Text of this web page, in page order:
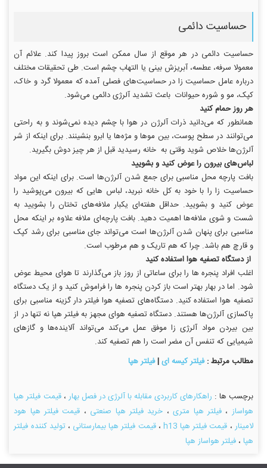
حساسیت دائمی
حساسیت دائمی در هر موقع از سال ممکن است بروز پیدا کند. علائم آن
معمولا سرفه، عطسه، آبریزش بینی یا التهاب چشم است. طی تحقیقات مختلف
درباره عامل حساسیت زا در حساسیت‌های فصلی آمده که معمولا گرد و خاک،
کپک، مو و شوره حیوانات باعث تشدید آلرژی دائمی می‌شود.
هر روز حمام کنید
همانطور که می‌دانید ذرات آلرژن در هوا با چشم دیده نمی‌شوند و به راحتی
می‌توانند در سطح پوست، بین موها و مژه‌ها یا ابرو بنشینند. برای اینکه از شر
آلرژن‌ها خلاص شوید وقتی به خانه رسیدید قبل از هر چیز دوش بگیرید.
لباس‌های بیرون را عوض کنید و بشویید
بافت پارچه محل مناسبی برای جمع شدن آلرژن‌ها است. برای اینکه این مواد
حساسیت زا را با خود به کل خانه نبرید، لباس هایی که بیرون می‌پوشید را
عوض کنید و بشویید. حداقل هفته‌ای یکبار ملافه‌های تختان را بشویید به
شست و شوی ملافه‌ها اهمیت دهید. بافت پارچه‌ای ملافه علاوه بر اینکه محل
مناسبی برای پنهان شدن آلرژن‌ها است می‌تواند جای مناسبی برای رشد کپک
و قارچ هم باشد. چرا که هم تاریک و هم مرطوب است.
از دستگاه تصفیه هوا استفاده کنید
اغلب افراد پنجره ها را برای ساعاتی از روز باز می‌گذارند تا هوای محیط عوض
شود. اما در بهار بهتر است باز کردن پنجره ها را فراموش کنید و از یک دستگاه
تصفیه هوا استفاده کنید. دستگاه‌های تصفیه هوا فیلتر دار گزینه مناسبی برای
پاکسازی آلرژن‌ها هستند. دستگاه تصفیه هوای مجهز به فیلتر هپا نه تنها در از
بین بیردن مواد آلرژی زا موفق عمل می‌کند می‌تواند آلاینده‌ها و گازهای
شیمیایی که تنفس آن مضر است را هم تصفیه کند.
مطالب مرتبط :فیلتر کیسه ای|فیلتر هپا
برچسب ها : راهکارهای کاربردی مقابله با آلرژی در فصل بهار ،قیمت فیلتر هپا
هواساز ،فیلتر هپا متری، خرید فیلتر هپا صنعتی ، قیمت فیلتر هپا هود
لامینار ، قیمت فیلتر هپا h13 ،قیمت فیلتر هپا بیمارستانی ، تولید کننده فیلتر
هپا ،فیلتر هواساز هپا